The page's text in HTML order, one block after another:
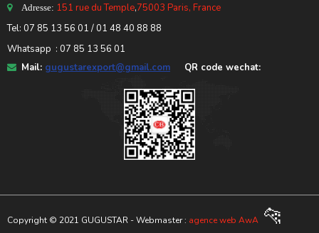
Adresse: 151 rue du Temple,75003 Paris, France
Tel: 07 85 13 56 01 / 01 48 40 88 88
Whatsapp : 07 85 13 56 01
Mail: gugustarexport@gmail.com QR code wechat:
Copyright © 2021 GUGUSTAR - Webmaster : agence web AwA 🐆